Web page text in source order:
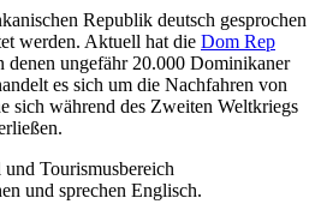
Republik deutsch gesprochen
werden. Aktuell hat die Dom Rep
denen ungefähr 20.000 Dominikaner
es sich um die Nachfahren von
sich während des Zweiten Weltkriegs
Tourismusbereich
und sprechen Englisch.